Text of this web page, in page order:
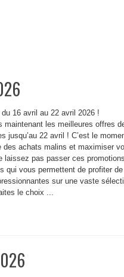
16 avril au 22 avril 2026 !
maintenant les meilleures offres
jusqu’au 22 avril ! C’est le
des achats malins et maximiser
laissez pas passer ces promotions
qui vous permettent de profiter de
sur une vaste
le choix ...